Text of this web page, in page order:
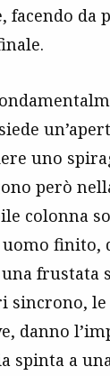
facendo da
uno
però
colonna
finito,
frustata
sincrono,
danno
spinta a